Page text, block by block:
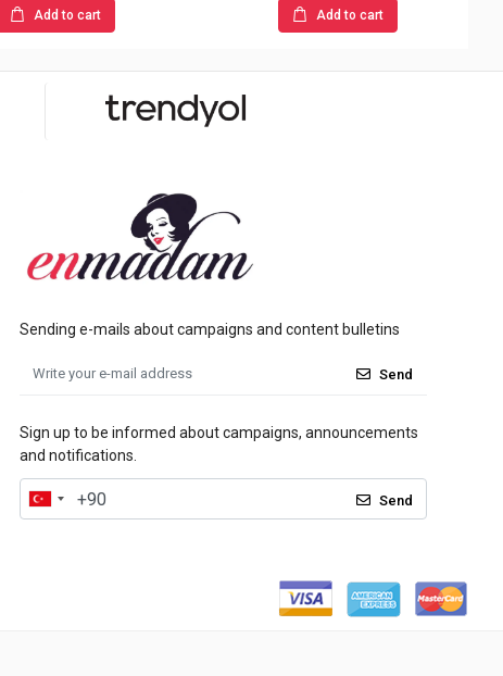
Add to cart Add to cart
Sending e-mails about campaigns and content bulletins
Send
Sign up to be informed about campaigns, announcements
and notifications.
Send